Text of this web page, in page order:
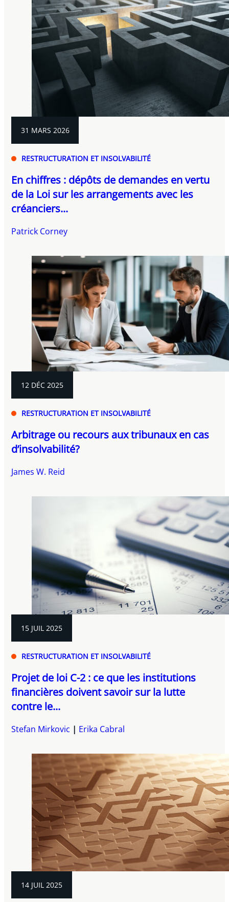
31 MARS 2026
RESTRUCTURATION ET INSOLVABILITÉ
En chiffres : dépôts de demandes en vertu
de la Loi sur les arrangements avec les
créanciers...
Patrick Corney
12 DÉC 2025
RESTRUCTURATION ET INSOLVABILITÉ
Arbitrage ou recours aux tribunaux en cas
d’insolvabilité?
James W. Reid
15 JUIL 2025
RESTRUCTURATION ET INSOLVABILITÉ
Projet de loi C-2 : ce que les institutions
financières doivent savoir sur la lutte
contre le...
Stefan Mirkovic Erika Cabral
14 JUIL 2025